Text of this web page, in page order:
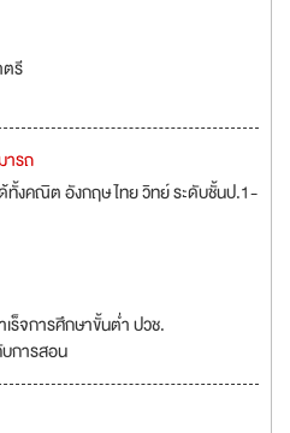
รี
ารถ
ทั้งคณิต อังกฤษ ไทย วิทย์ ระดับชั้นป.1-
ร็จการศึกษาขั้นต่ำ ปวช.
การสอน